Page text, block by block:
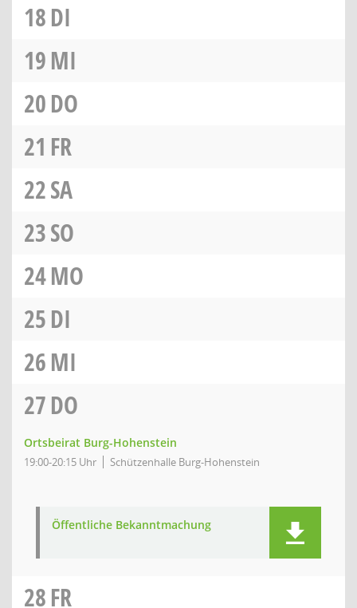
18DI
19MI
20DO
21 FR
22SA
23SO
24MO
25DI
26MI
27DO
Ortsbeirat Burg-Hohenstein
19:00-20:15 Uhr Schützenhalle Burg-Hohenstein
Öffentliche Bekanntmachung
28FR